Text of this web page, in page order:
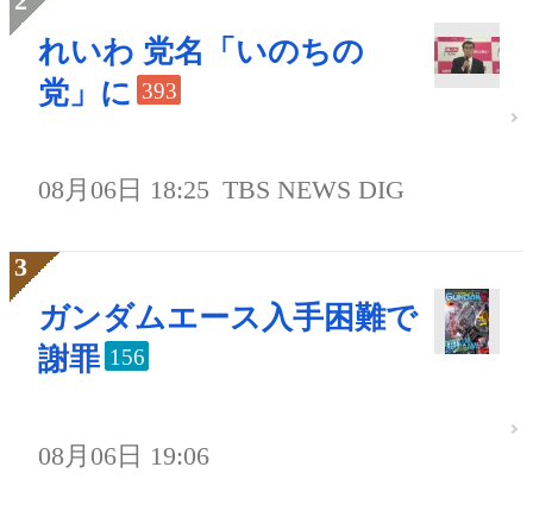
れいわ 党名「いのちの
党」に 393
08月06日 18:25 TBS NEWS DIG
ガンダムエース入手困難で
謝罪 156
08月06日 19:06